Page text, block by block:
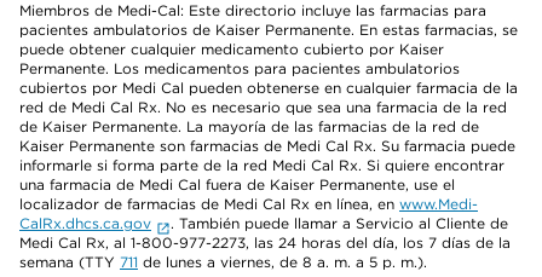
Miembros de Medi-Cal: Este directorio incluye las farmacias para
pacientes ambulatorios de Kaiser Permanente. En estas farmacias, se
puede obtener cualquier medicamento cubierto por Kaiser
Permanente. Los medicamentos para pacientes ambulatorios
cubiertos por Medi Cal pueden obtenerse en cualquier farmacia de la
red de Medi Cal Rx. No es necesario que sea una farmacia de la red
de Kaiser Permanente. La mayoría de las farmacias de la red de
Kaiser Permanente son farmacias de Medi Cal Rx. Su farmacia puede
informarle si forma parte de la red Medi Cal Rx. Si quiere encontrar
una farmacia de Medi Cal fuera de Kaiser Permanente, use el
localizador de farmacias de Medi Cal Rx en línea, en www.Medi-
CalRx.dhcs.ca.gov
. También puede llamar a Servicio al Cliente de
Medi Cal Rx, al 1-800-977-2273, las 24 horas del día, los 7 días de la
semana (TTY 711 de lunes a viernes, de 8 a. m. a 5 p. m.).